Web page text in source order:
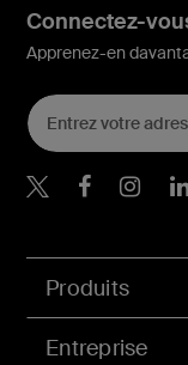
Produits
Entreprise
Connectez-
Apprenez-en
Belkin